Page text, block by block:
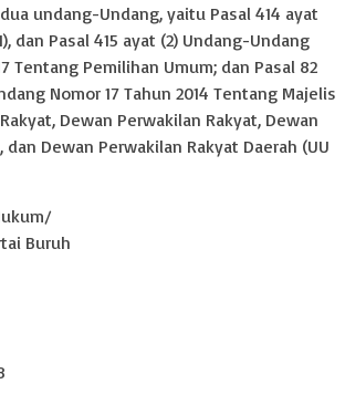
undang-Undang, yaitu Pasal 414 ayat
dan Pasal 415 ayat (2) Undang-Undang
Tentang Pemilihan Umum; dan Pasal 82
Nomor 17 Tahun 2014 Tentang Majelis
Dewan Perwakilan Rakyat, Dewan
dan Dewan Perwakilan Rakyat Daerah (UU
Buruh